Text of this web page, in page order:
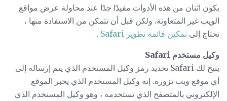
يكون اثنان من هذه الأدوات مفيدًا جدًا عند محاولة عرض مواقع
الويب غير المتعاونة. ولكن قبل أن تتمكن من الاستفادة منها ،
تحتاج إلى تمكين قائمة تطوير Safari .
وكيل مستخدم Safari
يتيح لك Safari تحديد رمز وكيل المستخدم الذي يتم إرساله إلى
أي موقع ويب تزوره. إنه وكيل المستخدم الذي يخبر الموقع
الإلكتروني بالمتصفح الذي تستخدمه ، وهو وكيل المستخدم الذي